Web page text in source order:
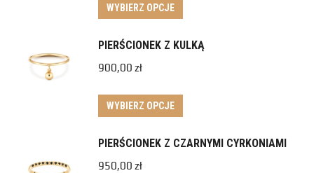
WYBIERZ OPCJE
PIERŚCIONEK Z KULKĄ
900,00 zł
WYBIERZ OPCJE
PIERŚCIONEK Z CZARNYMI CYRKONIAMI
950,00 zł